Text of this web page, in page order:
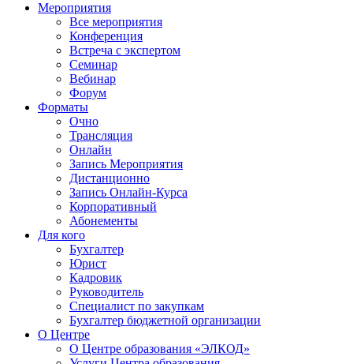
Мероприятия
Все мероприятия
Конференция
Встреча с экспертом
Семинар
Вебинар
Форум
Форматы
Очно
Трансляция
Онлайн
Запись Мероприятия
Дистанционно
Запись Онлайн-Курса
Корпоративный
Абонементы
Для кого
Бухгалтер
Юрист
Кадровик
Руководитель
Специалист по закупкам
Бухгалтер бюджетной организации
О Центре
О Центре образования «ЭЛКОД»